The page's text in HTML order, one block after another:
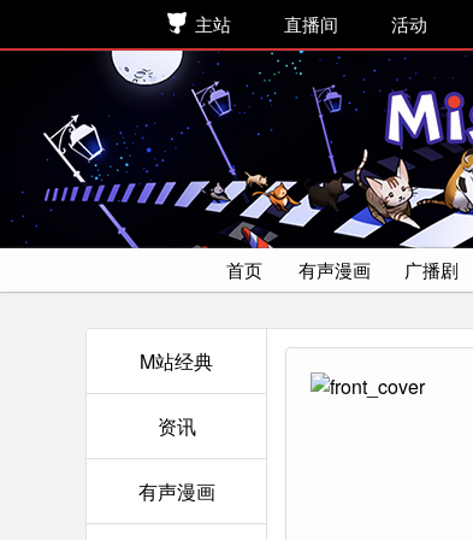
主站 直播间 活动
首页 有声漫画 广播剧
M站经典
资讯
有声漫画